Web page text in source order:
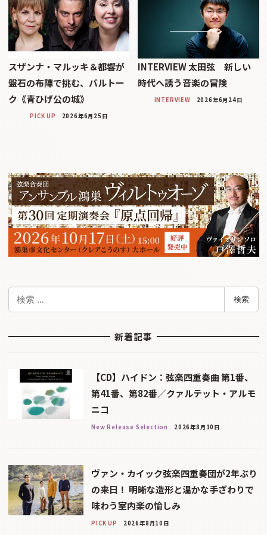
スザンナ・マルッキ＆都響が
盤石の布陣で挑む、バルトー
ク《青ひげ公の城》
PICK UP 2026年6月25日
INTERVIEW 太田弦 新しい
時代へ誘う音楽の冒険
INTERVIEW 2026年6月24日
検
検索
新着記事
【CD】ハイドン：弦楽四重奏曲 第1番、
第41番、第82番／クァルテット・アルモ
ニコ
New Release Selection 2026年8月10日
ヴァン・カイック弦楽四重奏団が2年ぶり
の来日！ 明晰な造形と温かな手ざわりで
味わう室内楽の愉しみ
PICK UP 2026年8月10日